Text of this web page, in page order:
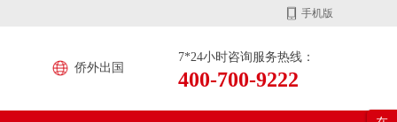
手机版
侨外出国
7*24小时咨询服务热线：
400-700-9222